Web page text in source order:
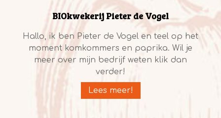
BIOkwekerij Pieter de Vogel
Hallo, ik ben Pieter de Vogel en teel op het
moment komkommers en paprika. Wil je
meer over mijn bedrijf weten klik dan
verder!
Lees meer!